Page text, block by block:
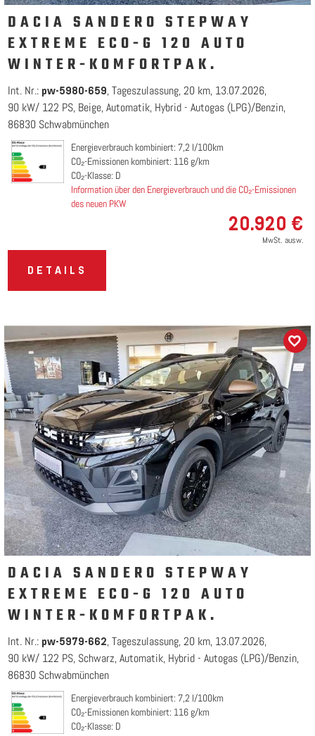
DACIA SANDERO STEPWAY
EXTREME ECO-G 120 AUTO
WINTER-KOMFORTPAK.
Int. Nr.: pw-5980-659 Tageszulassung 20 km 13.07.2026
90 kW/ 122 PS Beige Automatik Hybrid - Autogas (LPG)/Benzin
86830 Schwabmünchen
Energieverbrauch kombiniert: 7,2 l/100km
CO₂-Emissionen kombiniert: 116 g/km
CO₂-Klasse: D
Information über den Energieverbrauch und die CO₂-Emissionen
des neuen PKW
20.920 €
MwSt. ausw.
DETAILS
DACIA SANDERO STEPWAY
EXTREME ECO-G 120 AUTO
WINTER-KOMFORTPAK.
Int. Nr.: pw-5979-662 Tageszulassung 20 km 13.07.2026
90 kW/ 122 PS Schwarz Automatik Hybrid - Autogas (LPG)/Benzin
86830 Schwabmünchen
Energieverbrauch kombiniert: 7,2 l/100km
CO₂-Emissionen kombiniert: 116 g/km
CO₂-Klasse: D